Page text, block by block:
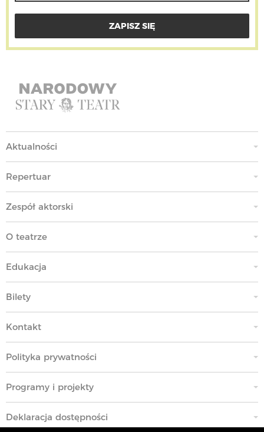
Aktualności
Repertuar
Zespół aktorski
O teatrze
Edukacja
Bilety
Kontakt
Polityka prywatności
Programy i projekty
Deklaracja dostępności